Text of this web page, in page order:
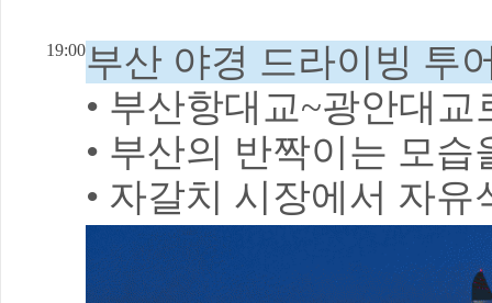
19:00부산 야경 드라이빙 투
• 부산항대교~광안대
• 부산의 반짝이는 모
• 자갈치 시장에서 자유